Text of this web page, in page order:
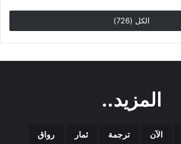
الكل (726)
المزيد..
الآن ترجمة ثمار رواق